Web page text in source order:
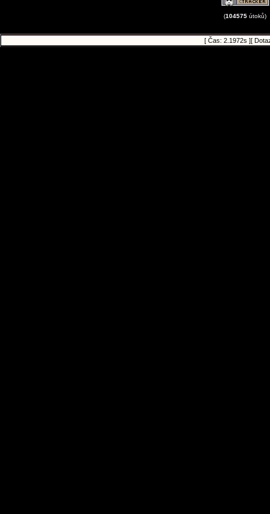
(104575 útoků)
[ Čas: 2.1972s ][